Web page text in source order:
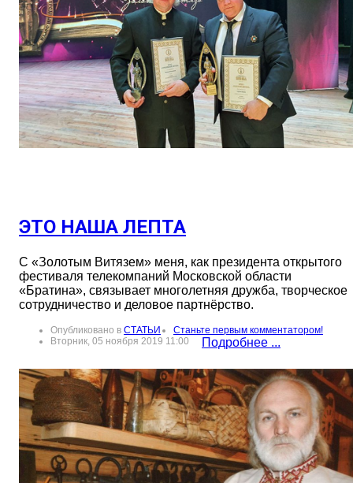
ЭТО НАША ЛЕПТА
С «Золотым Витязем» меня, как президента открытого
фестиваля телекомпаний Московской области
«Братина», связывает многолетняя дружба, творческое
сотрудничество и деловое партнёрство.
Опубликовано в СТАТЬИ
Станьте первым комментатором!
Вторник, 05 ноября 2019 11:00
Подробнее ...